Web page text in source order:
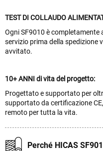
TEST DI COLLAUDO
Ogni SF9010 è
servizio prima della spedizione
avvitato.
10+ ANNI di vita del progetto:
Progettato e supportato per
supportato da certificazione
remoto per tutta la vita.
Perché HICAS